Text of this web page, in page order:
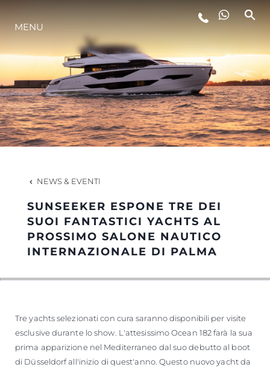
LIFESTYLE
INNOVAZIONE
L'AZIENDA
HERITAGE
MENU
NEWS & EVENTI
SUNSEEKER ESPONE TRE DEI
SUOI FANTASTICI YACHTS AL
PROSSIMO SALONE NAUTICO
INTERNAZIONALE DI PALMA
Tre yachts selezionati con cura saranno disponibili per visite
esclusive durante lo show. L'attesissimo Ocean 182 farà la sua
prima apparizione nel Mediterraneo dal suo debutto al boot
di Düsseldorf all'inizio di quest'anno. Questo nuovo yacht da